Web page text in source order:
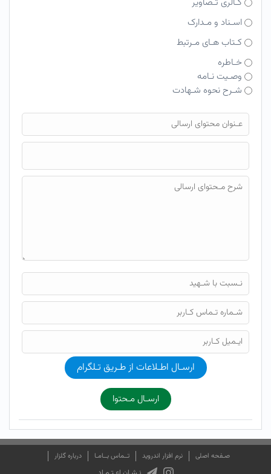
اسـناد و مـدارک
کـتاب هـای مـرتبط
خـاطره
وصـیت نـامه
شـرح نحوه شـهادت
فایل محتوای ارسالی
ارسـال اطـلاعات از طـریق تـلگرام
ارسـال مـحتوا
صـفحه اصلی نرم افزار اندروید تــماس بــامـا درباره گلزار